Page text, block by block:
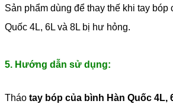
Sản phẩm dùng để thay thế khi tay bóp
Quốc 4L, 6L và 8L bị hư hỏng.
5. Hướng dẫn sử dụng:
Tháo tay bóp của bình Hàn Quốc 4L,